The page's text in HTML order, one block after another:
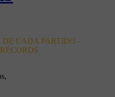
DE CADA PARTIDO -